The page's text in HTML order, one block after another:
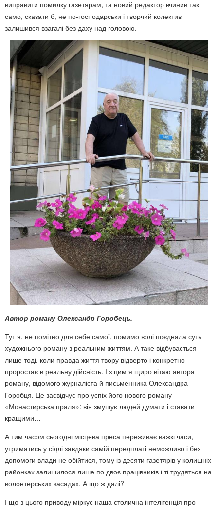
виправити помилку газетярам, та новий редактор вчинив так
само, сказати б, не по-господарськи і творчий колектив
залишився взагалі без даху над головою.
Автор роману Олександр Горобець.
Тут я, не помітно для себе самої, помимо волі поєднала суть
художнього роману з реальним життям. А таке відбувається
лише тоді, коли правда життя твору відверто і конкретно
проростає в реальну дійсність. І з цим я щиро вітаю автора
роману, відомого журналіста й письменника Олександра
Горобця. Це засвідчує про успіх його нового роману
«Монастирська праля»: він змушує людей думати і ставати
кращими…
А тим часом сьогодні місцева преса переживає важкі часи,
утриматись у сідлі завдяки самій передплаті неможливо і без
допомоги влади не обійтися, тому із десяти газетярів у колишніх
районках залишилося лише по двоє працівників і ті трудяться на
волонтерських засадах. А що ж далі?
І що з цього приводу міркує наша столична інтелігенція про